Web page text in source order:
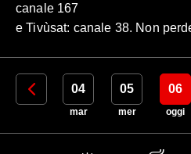
canale 167
e Tivùsat: canale 38. Non
03 04
mar
05
mer
06
oggi